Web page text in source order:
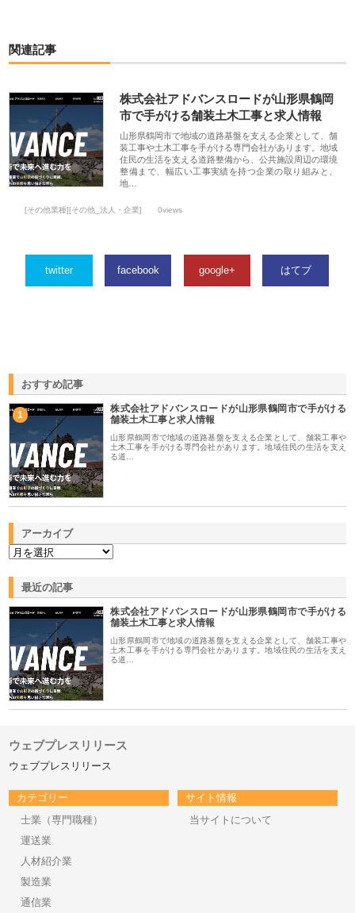
関連記事
株式会社アドバンスロードが山形県鶴岡
市で手がける舗装土木工事と求人情報
山形県鶴岡市で地域の道路基盤を支える企業として、舗
装工事や土木工事を手がける専門会社があります。地域
住民の生活を支える道路整備から、公共施設周辺の環境
整備まで、幅広い工事実績を持つ企業の取り組みと、
地…
[その他業種][その他_法人・企業] 0views
twitter facebook google+ はてブ
おすすめ記事
1
株式会社アドバンスロードが山形県鶴岡市で手がける
舗装土木工事と求人情報
山形県鶴岡市で地域の道路基盤を支える企業として、舗装工事や
土木工事を手がける専門会社があります。地域住民の生活を支え
る道…
アーカイブ
最近の記事
株式会社アドバンスロードが山形県鶴岡市で手がける
舗装土木工事と求人情報
山形県鶴岡市で地域の道路基盤を支える企業として、舗装工事や
土木工事を手がける専門会社があります。地域住民の生活を支え
る道…
ウェブプレスリリース
ウェブプレスリリース
カテゴリー
士業（専門職種）
運送業
人材紹介業
製造業
通信業
サイト情報
当サイトについて